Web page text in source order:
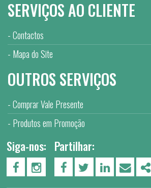
SERVIÇOS AO CLIENTE
Contactos
Mapa do Site
OUTROS SERVIÇOS
Comprar Vale Presente
Produtos em Promoção
Siga-nos:
PÁGINA DO FACEBOOK
PÁGINA DO INSTAGRAM
Partilhar:
FACEBOOKTWITTERLINKEDIN
EMAIL